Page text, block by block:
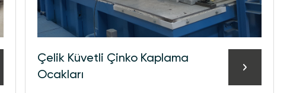
Çeli̇k Küvetli̇ Çi̇nko Kaplama
Ocakları